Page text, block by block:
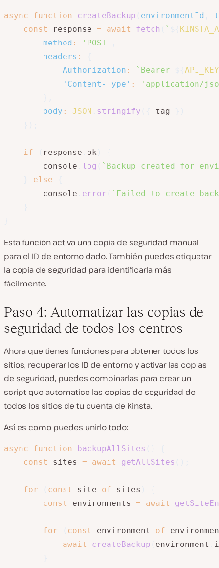
async function createBackup environmentId
const
response = await fetch `
method : 'POST'
headers :
Authorization : ` Bearer
API_KEY
'Content-Type' :
'application/
body : JSON stringify tag
if response ok
        console
log ` Backup created for
else
        console
error ` Failed to create
Esta función activa una copia de seguridad manual
para el ID de entorno dado. También puedes etiquetar
la copia de seguridad para identificarla más
fácilmente.
Paso 4: Automatizar las copias de
seguridad de todos los centros
Ahora que tienes funciones para obtener todos los
sitios, recuperar los ID de entorno y activar las copias
de seguridad, puedes combinarlas para crear un
script que automatice las copias de seguridad de
todos los sitios de tu cuenta de Kinsta.
Así es como puedes unirlo todo:
async function backupAllSites
const
sites = await getAllSites
for const site of sites
const
environments = await
for const environment of
await
createBackup environment